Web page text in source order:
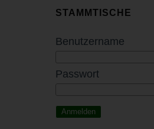
STAMMTISCHE
Benutzername
Passwort